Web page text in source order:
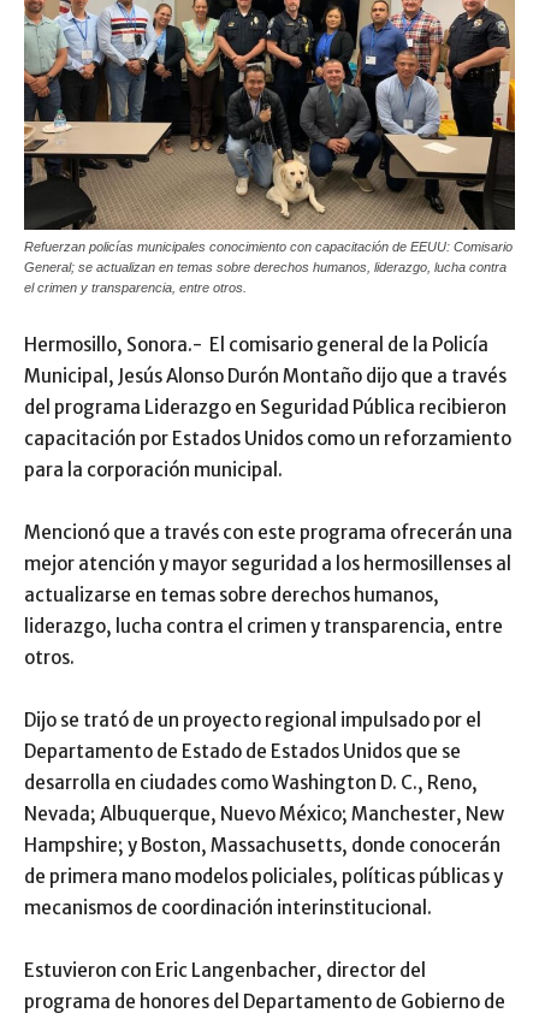
Refuerzan policías municipales conocimiento con capacitación de EEUU: Comisario
General; se actualizan en temas sobre derechos humanos, liderazgo, lucha contra
el crimen y transparencia, entre otros.
Hermosillo, Sonora.- El comisario general de la Policía
Municipal, Jesús Alonso Durón Montaño dijo que a través
del programa Liderazgo en Seguridad Pública recibieron
capacitación por Estados Unidos como un reforzamiento
para la corporación municipal.
Mencionó que a través con este programa ofrecerán una
mejor atención y mayor seguridad a los hermosillenses al
actualizarse en temas sobre derechos humanos,
liderazgo, lucha contra el crimen y transparencia, entre
otros.
Dijo se trató de un proyecto regional impulsado por el
Departamento de Estado de Estados Unidos que se
desarrolla en ciudades como Washington D. C., Reno,
Nevada; Albuquerque, Nuevo México; Manchester, New
Hampshire; y Boston, Massachusetts, donde conocerán
de primera mano modelos policiales, políticas públicas y
mecanismos de coordinación interinstitucional.
Estuvieron con Eric Langenbacher, director del
programa de honores del Departamento de Gobierno de